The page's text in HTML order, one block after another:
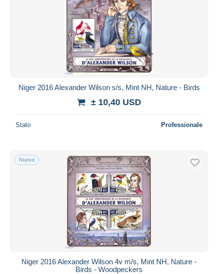
Niger 2016 Alexander Wilson s/s, Mint NH, Nature - Birds
± 10,40 USD
Stato Professionale
Nuovo
Niger 2016 Alexander Wilson 4v m/s, Mint NH, Nature -
Birds - Woodpeckers